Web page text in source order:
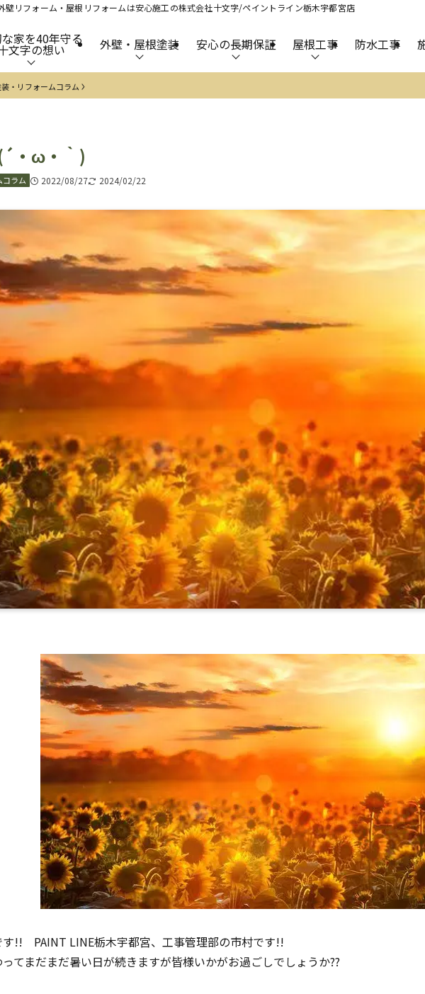
壁リフォーム・屋根リフォームは安心施工の株式会社十文字/ペイントライン栃木宇都宮店
家を40年守る
文字の想い 外壁・屋根塗装 安心の長期保証 屋根工事 防水工事
・リフォームコラム
・ω・｀)
コラム 2022/08/27 2024/02/22
す!! PAINT LINE栃木宇都宮、工事管理部の市村です!!
てまだまだ暑い日が続きますが皆様いかがお過ごしでしょうか??